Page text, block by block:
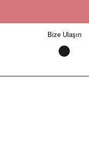
Bize Ulaşın